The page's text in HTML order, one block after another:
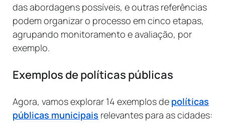
das abordagens possíveis, e outras referências
podem organizar o processo em cinco etapas,
agrupando monitoramento e avaliação, por
exemplo.
Exemplos de políticas públicas
Agora, vamos explorar 14 exemplos de políticas
públicas municipais relevantes para as cidades: